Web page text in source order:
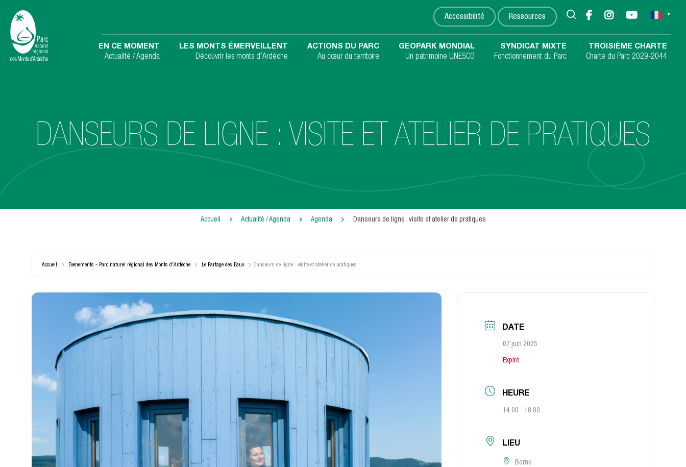
Accessibilité Ressources ▼
EN CE MOMENT
Actualité / Agenda
LES MONTS ÉMERVEILLENT
Découvrir les monts d’Ardèche
ACTIONS DU PARC
Au cœur du territoire
GEOPARK MONDIAL
Un patrimoine UNESCO
SYNDICAT MIXTE
Fonctionnement du Parc
TROISIÈME CHARTE
Charte du Parc 2029-2044
DANSEURS DE LIGNE : VISITE ET ATELIER DE PRATIQUES
Accueil Actualité / Agenda Agenda Danseurs de ligne : visite et atelier de pratiques
Accueil Evenements - Parc naturel régional des Monts d'Ardèche Le Partage des Eaux Danseurs de ligne : visite et atelier de pratiques
DATE
07 juin 2025
Expiré
HEURE
14:00 - 18:00
LIEU
Borne